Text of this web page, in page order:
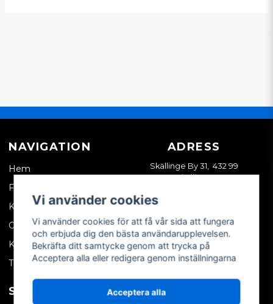
NAVIGATION
Hem
Företagskund
Kontakta oss
Om oss
Köpvillkor
Tips & trix
ADRESS
Skällinge By 31, 432 99
Skällinge
SOCIALA MEDIER MITT KONTO
Vi använder cookies
Vi använder cookies för att få vår sida att fungera
och erbjuda dig den bästa användarupplevelsen.
Bekräfta ditt samtycke genom att trycka på
Acceptera alla eller redigera genom inställningarna
Acceptera alla